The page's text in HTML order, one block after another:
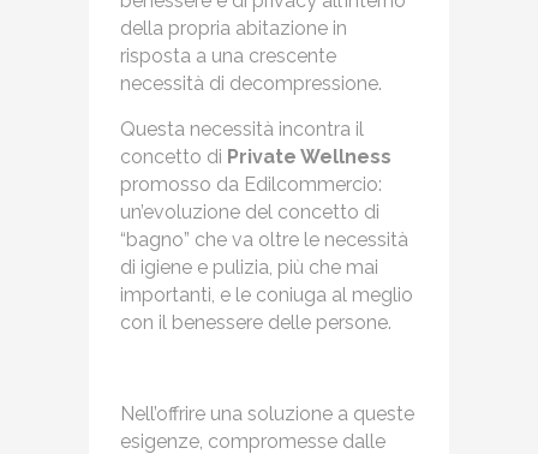
della propria abitazione in
risposta a una crescente
necessità di decompressione.
Questa necessità incontra il
concetto di Private Wellness
promosso da Edilcommercio:
un’evoluzione del concetto di
“bagno” che va oltre le necessità
di igiene e pulizia, più che mai
importanti, e le coniuga al meglio
con il benessere delle persone.
Nell’offrire una soluzione a queste
esigenze, compromesse dalle